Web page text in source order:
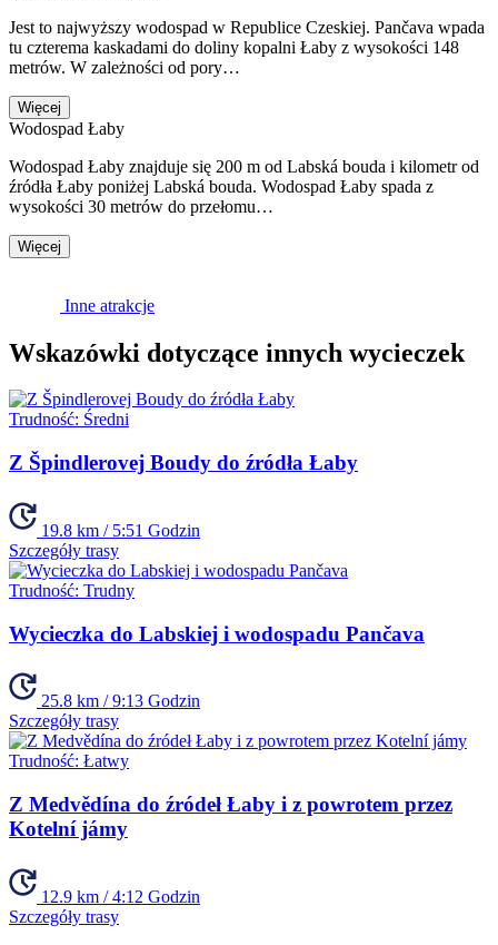
Jest to najwyższy wodospad w Republice Czeskiej. Pančava wpada
tu czterema kaskadami do doliny kopalni Łaby z wysokości 148
metrów. W zależności od pory…
Więcej
Wodospad Łaby
Wodospad Łaby znajduje się 200 m od Labská bouda i kilometr od
źródła Łaby poniżej Labská bouda. Wodospad Łaby spada z
wysokości 30 metrów do przełomu…
Więcej
Inne atrakcje
Wskazówki dotyczące innych wycieczek
Trudność: Średni
Z Špindlerovej Boudy do źródła Łaby
19.8 km / 5:51 Godzin
Szczegóły trasy
Trudność: Trudny
Wycieczka do Labskiej i wodospadu Pančava
25.8 km / 9:13 Godzin
Szczegóły trasy
Trudność: Łatwy
Z Medvědína do źródeł Łaby i z powrotem przez
Kotelní jámy
12.9 km / 4:12 Godzin
Szczegóły trasy